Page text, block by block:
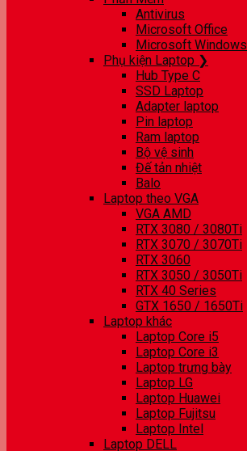
Antivirus
Microsoft Office
Microsoft Windows
Phụ kiện Laptop ❯
Hub Type C
SSD Laptop
Adapter laptop
Pin laptop
Ram laptop
Bộ vệ sinh
Đế tản nhiệt
Balo
Laptop theo VGA
VGA AMD
RTX 3080 / 3080Ti
RTX 3070 / 3070Ti
RTX 3060
RTX 3050 / 3050Ti
RTX 40 Series
GTX 1650 / 1650Ti
Laptop khác
Laptop Core i5
Laptop Core i3
Laptop trưng bày
Laptop LG
Laptop Huawei
Laptop Fujitsu
Laptop Intel
Laptop DELL